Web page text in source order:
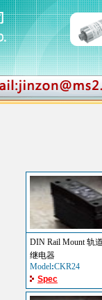
DIN Rail Mount 轨
继电器
Model:CKR24
Spec